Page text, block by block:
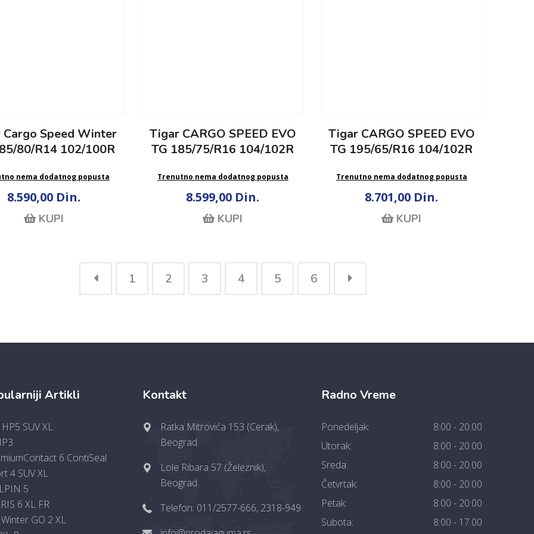
Speed Winter
80/R14 102/100R
nema dodatnog popusta
8.590,00 Din.
KUPI
Tigar CARGO SPEED EVO
TG 185/75/R16 104/102R
Trenutno nema dodatnog popusta
8.599,00 Din.
KUPI
Tigar CARGO SPEED EVO
TG 195/65/R16 104/102R
Trenutno nema dodatnog popusta
8.701,00 Din.
KUPI
1 2 3 4 5 6
Artikli
SUV XL
6 ContiSeal
4 SUV XL
5
6 XL FR
GO 2 XL
Kontakt
Ratka Mitrovića 153 (Cerak),
Beograd
Lole Ribara 57 (Železnik),
Beograd
Telefon: 011/2577-666, 2318-949
Radno Vreme
Ponedeljak:
8:00 - 20.00
Utorak:
8:00 - 20.00
Sreda:
8:00 - 20.00
Četvrtak:
8:00 - 20.00
Petak:
8:00 - 20.00
Subota:
8:00 - 17.00